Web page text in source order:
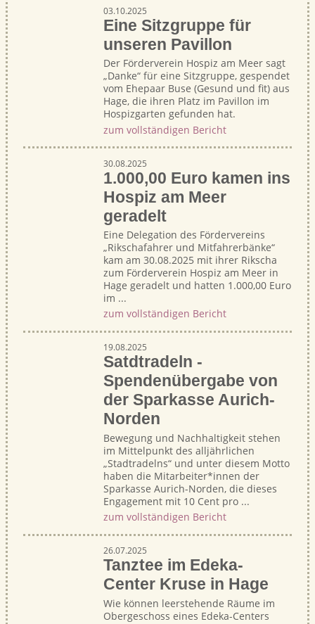
03.10.2025
Eine Sitzgruppe für
unseren Pavillon
Der Förderverein Hospiz am Meer sagt
„Danke“ für eine Sitzgruppe, gespendet
vom Ehepaar Buse (Gesund und fit) aus
Hage, die ihren Platz im Pavillon im
Hospizgarten gefunden hat.
zum vollständigen Bericht
30.08.2025
1.000,00 Euro kamen ins
Hospiz am Meer
geradelt
Eine Delegation des Fördervereins
„Rikschafahrer und Mitfahrerbänke“
kam am 30.08.2025 mit ihrer Rikscha
zum Förderverein Hospiz am Meer in
Hage geradelt und hatten 1.000,00 Euro
im ...
zum vollständigen Bericht
19.08.2025
Satdtradeln -
Spendenübergabe von
der Sparkasse Aurich-
Norden
Bewegung und Nachhaltigkeit stehen
im Mittelpunkt des alljährlichen
„Stadtradelns“ und unter diesem Motto
haben die Mitarbeiter*innen der
Sparkasse Aurich-Norden, die dieses
Engagement mit 10 Cent pro ...
zum vollständigen Bericht
26.07.2025
Tanztee im Edeka-
Center Kruse in Hage
Wie können leerstehende Räume im
Obergeschoss eines Edeka-Centers